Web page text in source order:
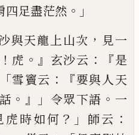
四足盡茫然 。」
與天龍上山次 ， 見一
！ 虎 。』 玄沙云 ：『是
雪竇云 ：『要與人天
。』」 令眾下語 。 一
虎時如何 ？」 師云 ：